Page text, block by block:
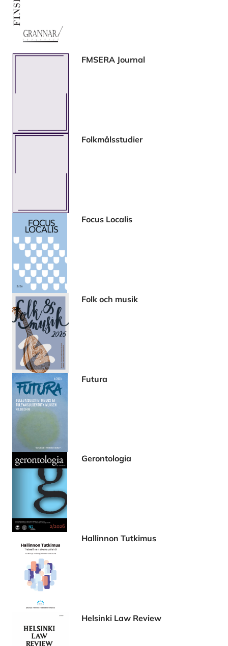
FMSERA Journal
Folkmålsstudier
Focus Localis
Folk och musik
Futura
Gerontologia
Hallinnon Tutkimus
Helsinki Law Review